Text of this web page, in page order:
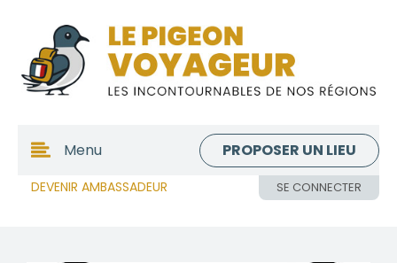
DEVENIR AMBASSADEUR SE CONNECTER
Menu PROPOSER UN LIEU